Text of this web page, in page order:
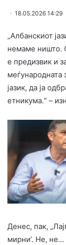
18.05.2026 14:29
„Албанскиот
немаме ништо.
е предизвик и
меѓународната
јазик, да ја
етникума.“ –
Денес, пак,
мирни’. Не, не…